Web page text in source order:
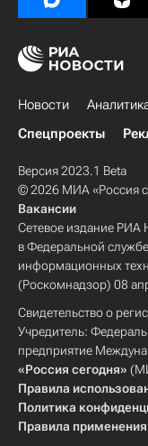
Новости
Спецпроекты
Версия 2023.1 Beta
© 2026 МИА «Россия
Вакансии
Сетевое издание РИА
в Федеральной
информационных
(Роскомнадзор) 08
Свидетельство о
Учредитель:
предприятие
«Россия сегодня»
Правила
Политика
Правила